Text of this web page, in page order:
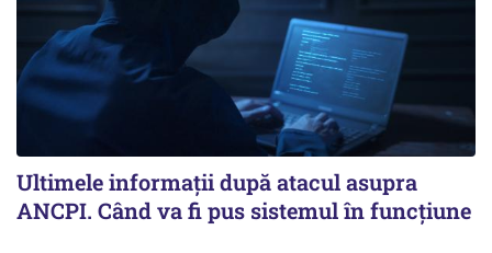
Ultimele informații după atacul asupra
ANCPI. Când va fi pus sistemul în funcțiune